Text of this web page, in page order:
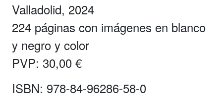
Valladolid, 2024
224 páginas con imágenes en blanco
y negro y color
PVP: 30,00 €
ISBN: 978-84-96286-58-0